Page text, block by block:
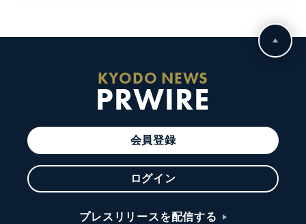
KYODO NEWS
PRWIRE
会員登録
ログイン
プレスリリースを配信する